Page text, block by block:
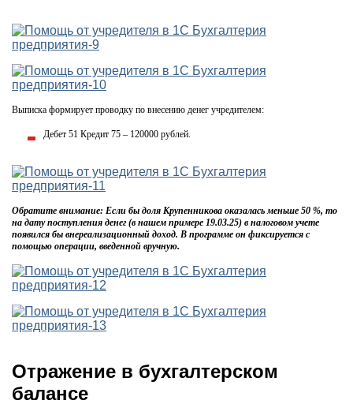
Выписка формирует проводку по внесению денег учредителем:
Дебет 51 Кредит 75 – 120000 рублей.
Обратите внимание: Если бы доля Крупенникова оказалась меньше 50 %, то
на дату поступления денег (в нашем примере 19.03.25) в налоговом учете
появился бы внереализационный доход. В программе он фиксируется с
помощью операции, введенной вручную.
Отражение в бухгалтерском
балансе